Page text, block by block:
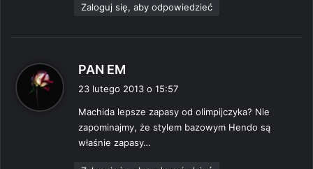
Zaloguj się, aby odpowiedzieć
PAN EM
z
e
:
23 lutego 2013 o 15:57
Machida lepsze zapasy od olimpijczyka? Nie
zapominajmy, że stylem bazowym Hendo są
właśnie zapasy…